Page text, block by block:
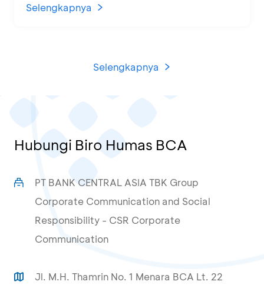
Selengkapnya
Selengkapnya
Hubungi Biro Humas BCA
PT BANK CENTRAL ASIA TBK Group
Corporate Communication and Social
Responsibility - CSR Corporate
Communication
Jl. M.H. Thamrin No. 1 Menara BCA Lt. 22